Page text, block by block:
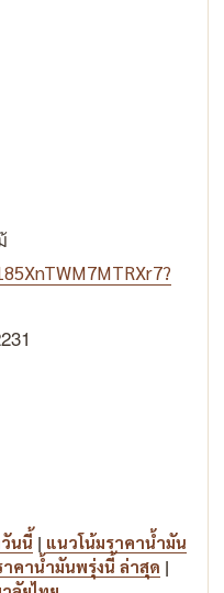
นนี้ | แนวโน้มราคาน้ำมัน
าคาน้ำมันพรุ่งนี้ ล่าสุด |